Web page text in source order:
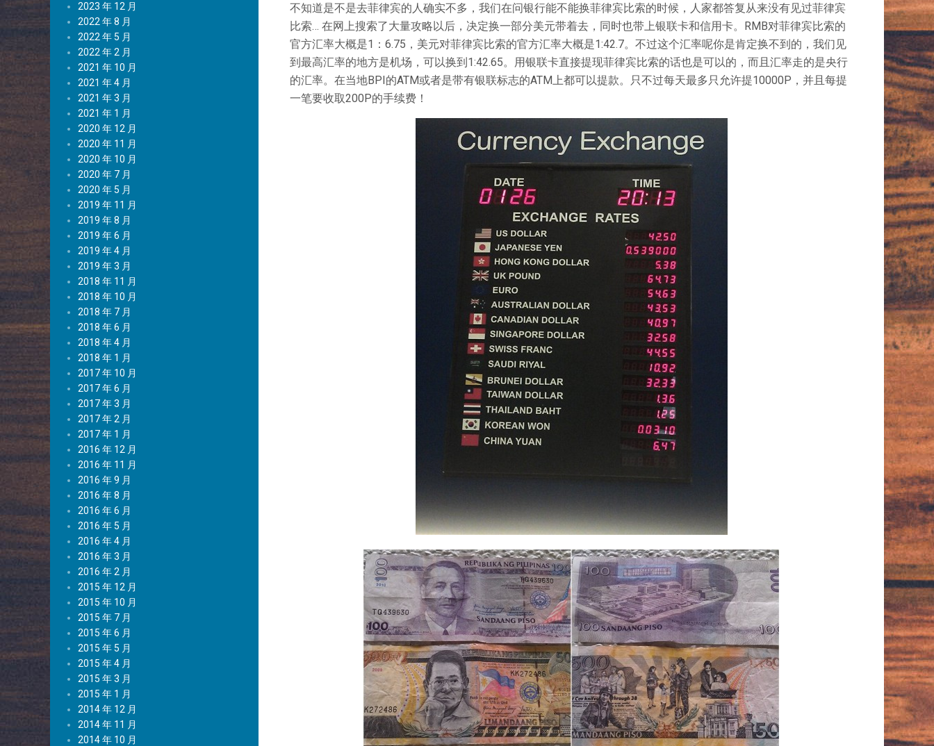
2023 年 12 月
2022 年 8 月
2022 年 5 月
2022 年 2 月
2021 年 10 月
2021 年 4 月
2021 年 3 月
2021 年 1 月
2020 年 12 月
2020 年 11 月
2020 年 10 月
2020 年 7 月
2020 年 5 月
2019 年 11 月
2019 年 8 月
2019 年 6 月
2019 年 4 月
2019 年 3 月
2018 年 11 月
2018 年 10 月
2018 年 7 月
2018 年 6 月
2018 年 4 月
2018 年 1 月
2017 年 10 月
2017 年 6 月
2017 年 3 月
2017 年 2 月
2017 年 1 月
2016 年 12 月
2016 年 11 月
2016 年 9 月
2016 年 8 月
2016 年 6 月
2016 年 5 月
2016 年 4 月
2016 年 3 月
2016 年 2 月
2015 年 12 月
2015 年 10 月
2015 年 7 月
2015 年 6 月
2015 年 5 月
2015 年 4 月
2015 年 3 月
2015 年 1 月
2014 年 12 月
2014 年 11 月
2014 年 10 月
不知道是不是去菲律宾的人确实不多，我们在问银行能不能换菲律宾比索的时候，人家都答复从来没有见过菲律宾
比索… 在网上搜索了大量攻略以后，决定换一部分美元带着去，同时也带上银联卡和信用卡。RMB对菲律宾比索的
官方汇率大概是1：6.75，美元对菲律宾比索的官方汇率大概是1:42.7。不过这个汇率呢你是肯定换不到的，我们见
到最高汇率的地方是机场，可以换到1:42.65。用银联卡直接提现菲律宾比索的话也是可以的，而且汇率走的是央行
的汇率。在当地BPI的ATM或者是带有银联标志的ATM上都可以提款。只不过每天最多只允许提10000P，并且每提
一笔要收取200P的手续费！